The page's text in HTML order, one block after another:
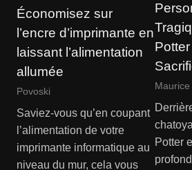
Économisez sur
l’encre d’imprimante en
laissant l’alimentation
allumée
Povoski
Saviez-vous qu’en coupant
l’alimentation de votre
imprimante informatique au
niveau du mur, cela vous
Potter